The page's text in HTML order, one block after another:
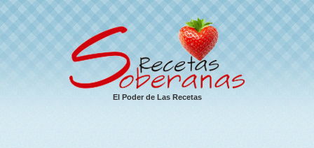
El Poder de Las Recetas